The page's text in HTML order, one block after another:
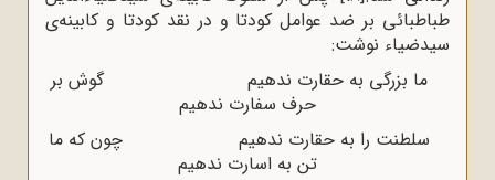
طباطبائی بر ضد عوامل کودتا و در نقد کودتا و کابینه‌ی
سیدضیاء نوشت:
ما بزرگی به حقارت ندهیم گوش بر
حرف سفارت ندهیم
سلطنت را به حقارت ندهیم چون که ما
تن به اسارت ندهیم